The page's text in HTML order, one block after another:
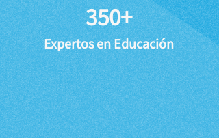
350+
Expertos en Educación